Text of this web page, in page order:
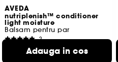
AVEDA
nutriplenish™ conditioner
light moisture
Balsam pentru par
2
238,00 Lei
100ml
Adauga in cos